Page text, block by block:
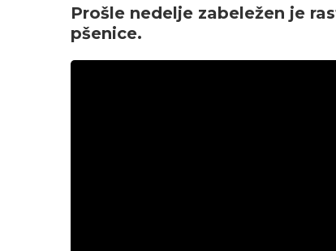
Prošle nedelje zabeležen je
pšenice.